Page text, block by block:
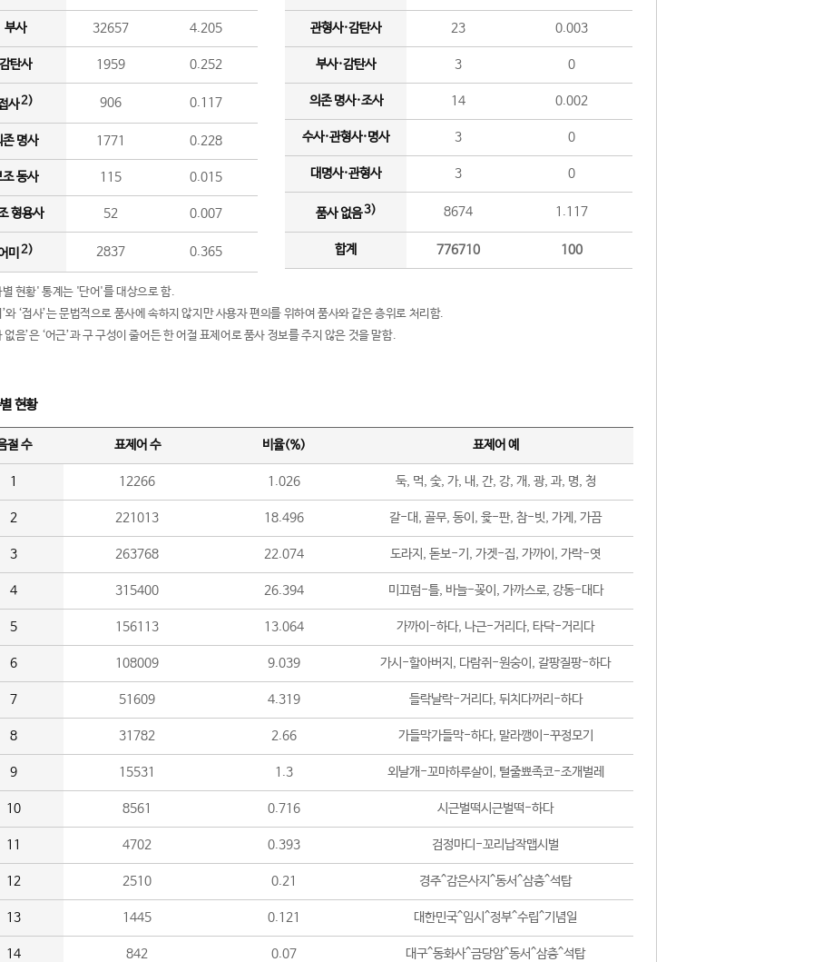
부사 32657 4.205
탄사 1959 0.252
사2) 906 0.117
존 명사 1771 0.228
조 동사 115 0.015
형용사 52 0.007
미 2) 2837 0.365
관형사·감탄사 23 0.003
부사·감탄사 3 0
의존 명사·조사 14 0.002
수사·관형사·명사 3 0
대명사·관형사 3 0
품사 없음3) 8674 1.117
합계 776710 100
현황' 통계는 '단어'를 대상으로 함.
와 ‘접사’는 문법적으로 품사에 속하지 않지만 사용자 편의를 위하여 품사와 같은 층위로 처리함.
없음’은 ‘어근’과 구 구성이 줄어든 한 어절 표제어로 품사 정보를 주지 않은 것을 말함.
현황
절 수 표제어 수 비율(%) 표제어 예
1 12266 1.026 둑, 먹, 숯, 가, 내, 간, 강, 개, 광, 과, 명, 청
2 221013 18.496 갈-대, 골무, 동이, 윷-판, 참-빗, 가게, 가끔
3 263768 22.074 도라지, 돋보-기, 가겟-집, 가까이, 가락-엿
4 315400 26.394 미끄럼-틀, 바늘-꽂이, 가까스로, 강동-대다
5 156113 13.064 가까이-하다, 나근-거리다, 타닥-거리다
6 108009 9.039 가시-할아버지, 다람쥐-원숭이, 갈팡질팡-하다
7 51609 4.319 들락날락-거리다, 뒤치다꺼리-하다
8 31782 2.66 가들막가들막-하다, 말라깽이-꾸정모기
9 15531 1.3 외날개-꼬마하루살이, 털줄뾰족코-조개벌레
10 8561 0.716 시근벌떡시근벌떡-하다
11 4702 0.393 검정마디-꼬리납작맵시벌
12 2510 0.21 경주^감은사지^동서^삼층^석탑
13 1445 0.121 대한민국^임시^정부^수립^기념일
14 842 0.07 대구^동화사^금당암^동서^삼층^석탑